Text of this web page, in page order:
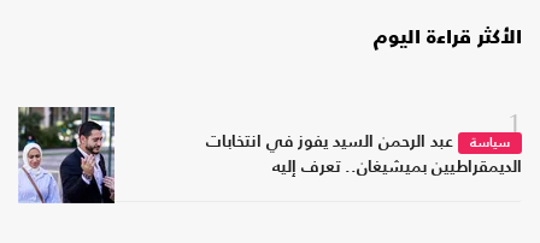
الأكثر قراءة اليوم
1
سياسة
عبد الرحمن السيد يفوز في انتخابات
الديمقراطيين بميشيغان.. تعرف إليه